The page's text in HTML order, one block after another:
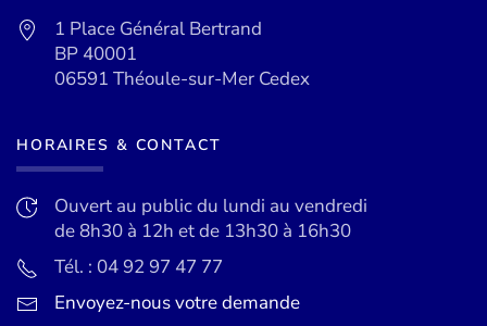
1 Place Général Bertrand
BP 40001
06591 Théoule-sur-Mer Cedex
HORAIRES & CONTACT
Ouvert au public du lundi au vendredi
de 8h30 à 12h et de 13h30 à 16h30
Tél. : 04 92 97 47 77
Envoyez-nous votre demande